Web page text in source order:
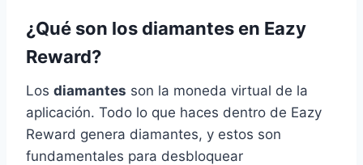
¿Qué son los diamantes en Eazy
Reward?
Los diamantes son la moneda virtual de la
aplicación. Todo lo que haces dentro de Eazy
Reward genera diamantes, y estos son
fundamentales para desbloquear